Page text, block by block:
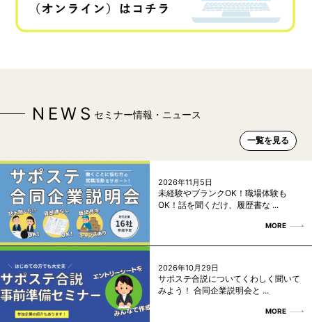
NEWS セミナー情報・ニュース
一覧を見る
2026年11月5日
未経験やブランクOK！職場体験も
OK！話を聞くだけ、履歴書な ...
MORE
2026年10月29日
サポステ合説についてくわしく聞いて
みよう！ 合同企業説明会と ...
MORE